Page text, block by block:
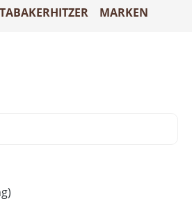
TABAKERHITZER MARKEN